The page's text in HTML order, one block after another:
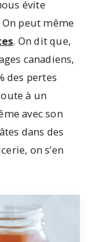
évite
peut même
. On dit que,
canadiens,
des pertes
à un
avec son
dans des
on s’en